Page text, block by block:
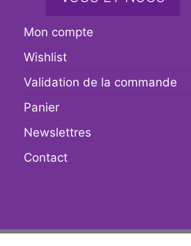
Mon compte
Wishlist
Validation de la commande
Panier
Newslettres
Contact